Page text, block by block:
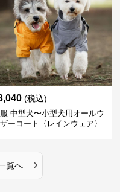
(税込)
中型犬〜小型犬用オールウ
ーコート〈レインウェア〉
覧へ ›